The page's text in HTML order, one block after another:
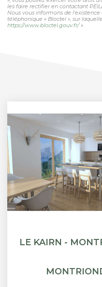
les faire rectifier en contactant
Nous vous informons de
téléphonique « Bloctel », sur
https://www.bloctel.gouv.fr/»